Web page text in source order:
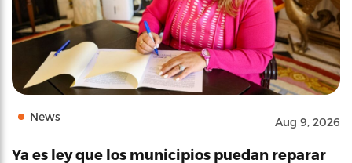
News Aug 9, 2026
Ya es ley que los municipios puedan reparar